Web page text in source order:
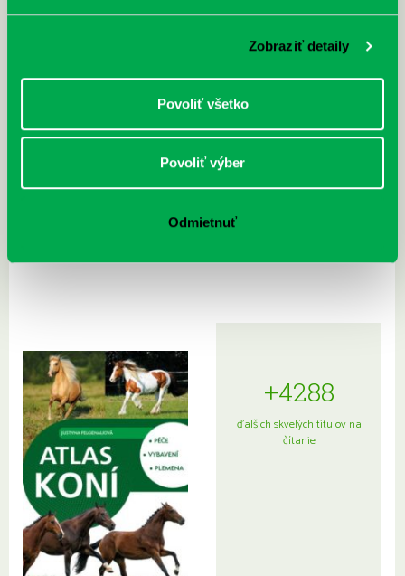
Zobraziť detaily
Povoliť všetko
Povoliť výber
Odmietnuť
Rudź, Przemyslaw: Atlas hviezd:
Sprievodca po hviezdnej oblohe
Hardy, Paula: Japonsko na tanieri:
kompletný sprievodca
+4288
ďalších skvelých titulov na
čítanie